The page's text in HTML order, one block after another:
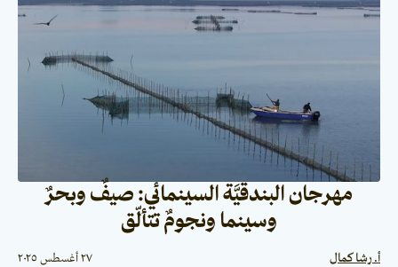
مهرجان البندقيَّة السينمائي: صيفٌ وبحرٌ
وسينما ونجومٌ تتألّق
أ. رشا كمال ٢٧ أغسطس ٢٠٢٥